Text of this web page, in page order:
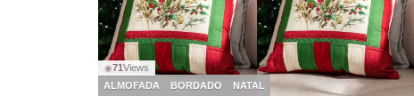
◉71 Views
ALMOFADA
BORDADO NATAL